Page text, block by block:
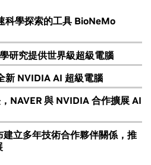
科學探索的工具 BioNeMo
研究提供世界級超級電腦
新 NVIDIA AI 超級電腦
NAVER 與 NVIDIA 合作擴展 AI
立多年技術合作夥伴關係，推